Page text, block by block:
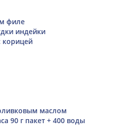
филе
индейки
корицей
маслом
90 г пакет + 400 воды